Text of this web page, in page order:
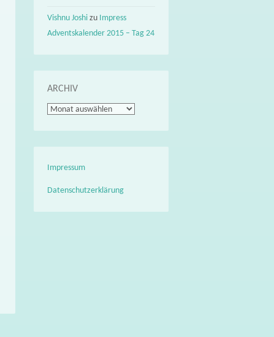
Vishnu Joshi zu Impress
Adventskalender 2015 – Tag 24
ARCHIV
Archiv
Impressum
Datenschutzerklärung